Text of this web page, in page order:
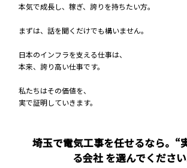
本気で成長し、稼ぎ、誇りを持ちたい方。
まずは、話を聞くだけでも構いません。
日本のインフラを支える仕事は、
本来、誇り高い仕事です。
私たちはその価値を、
実で証明していきます。
埼玉で電気工事を任せるなら。“
る会社 を選んでください